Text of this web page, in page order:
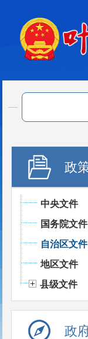
政
中央文件
国务院文件
自治区文件
地区文件
县级文件
政